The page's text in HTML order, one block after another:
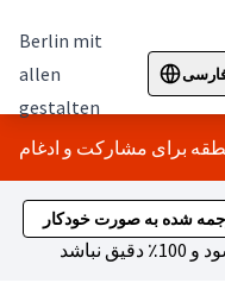
Berlin mit
allen
gestalten
Sprache
شده به صورت خودکار